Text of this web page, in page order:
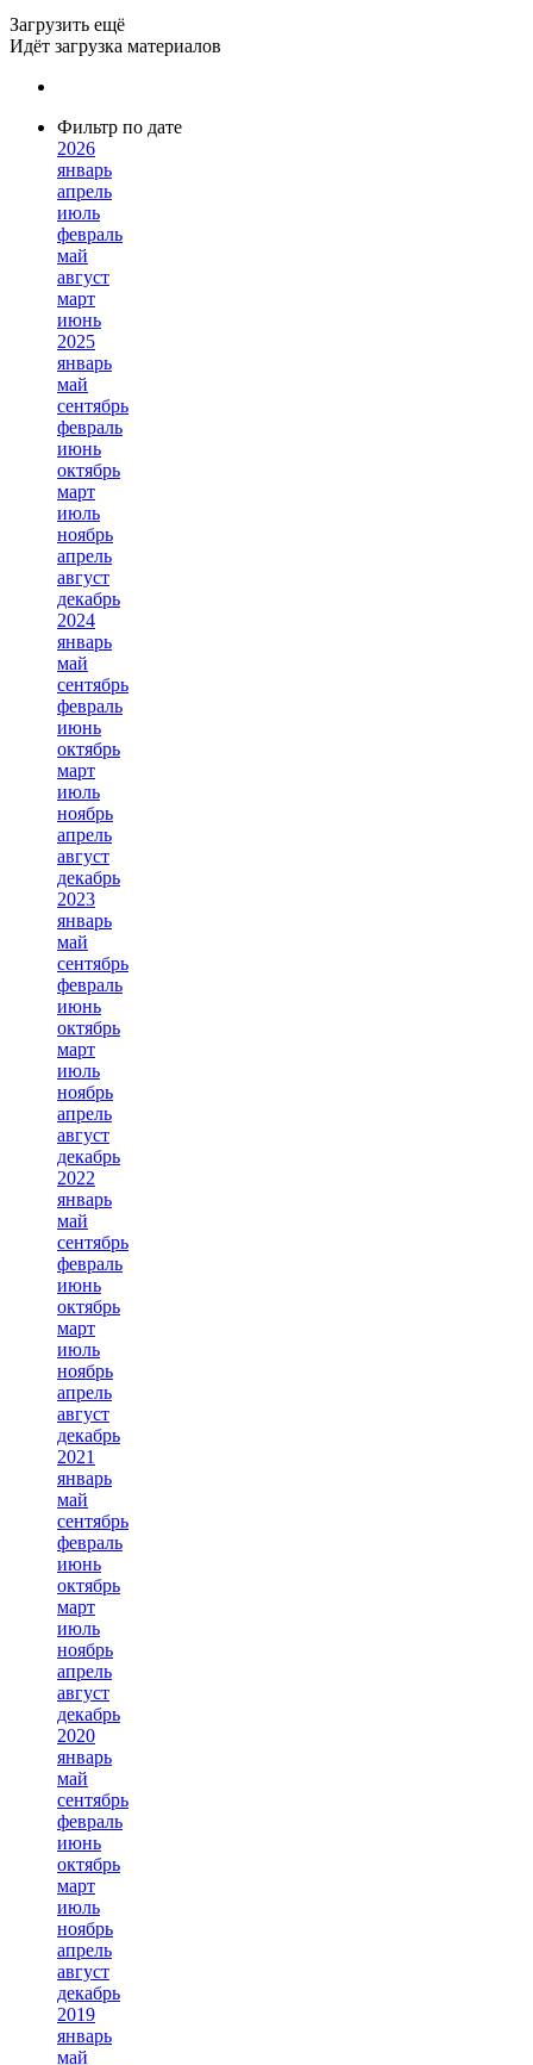
Загрузить ещё
Идёт загрузка материалов
Фильтр по дате
2026
январь
апрель
июль
февраль
май
август
март
июнь
2025
январь
май
сентябрь
февраль
июнь
октябрь
март
июль
ноябрь
апрель
август
декабрь
2024
январь
май
сентябрь
февраль
июнь
октябрь
март
июль
ноябрь
апрель
август
декабрь
2023
январь
май
сентябрь
февраль
июнь
октябрь
март
июль
ноябрь
апрель
август
декабрь
2022
январь
май
сентябрь
февраль
июнь
октябрь
март
июль
ноябрь
апрель
август
декабрь
2021
январь
май
сентябрь
февраль
июнь
октябрь
март
июль
ноябрь
апрель
август
декабрь
2020
январь
май
сентябрь
февраль
июнь
октябрь
март
июль
ноябрь
апрель
август
декабрь
2019
январь
май